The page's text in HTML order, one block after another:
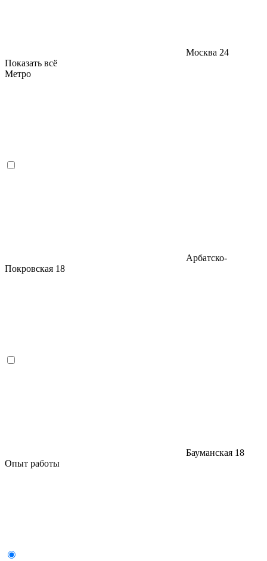
Москва 24
Показать всё
Метро
Арбатско-
Покровская 18
Бауманская 18
Опыт работы